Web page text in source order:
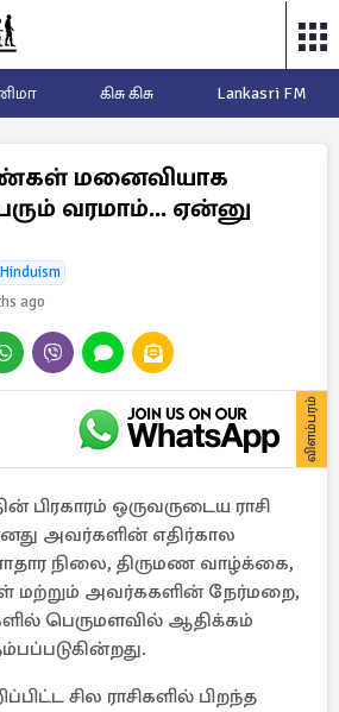
கிசு கிசு Lankasri FM
மனைவியாக
வரமாம்... ஏன்னு
Hinduism
ago
விளம்பரம்
பிரகாரம் ஒருவருடைய ராசி
அவர்களின் எதிர்கால
நிலை, திருமண வாழ்க்கை,
மற்றும் அவர்ககளின் நேர்மறை,
பெருமளவில் ஆதிக்கம்
சில ராசிகளில் பிறந்த